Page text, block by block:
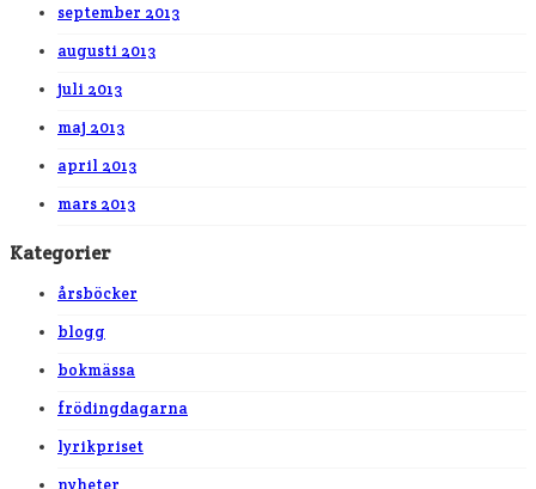
september 2013
augusti 2013
juli 2013
maj 2013
april 2013
mars 2013
Kategorier
årsböcker
blogg
bokmässa
frödingdagarna
lyrikpriset
nyheter